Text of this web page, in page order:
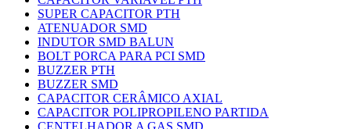
SUPER CAPACITOR PTH
ATENUADOR SMD
INDUTOR SMD BALUN
BOLT PORCA PARA PCI SMD
BUZZER PTH
BUZZER SMD
CAPACITOR CERÂMICO AXIAL
CAPACITOR POLIPROPILENO PARTIDA
CENTELHADOR A GAS SMD